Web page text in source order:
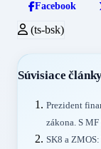
Facebook
(ts-bsk)
Súvisiace
Prezident
zákona. S
SK8 a